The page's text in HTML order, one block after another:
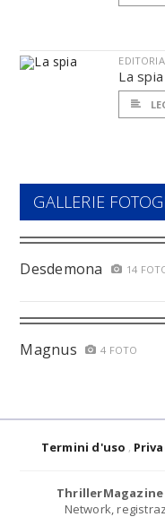
EDITORIA
La spia
GALLERIE
Desdemona 14
Magnus 4 FOTO
Termini d'uso
ThrillerMagazine
Network,